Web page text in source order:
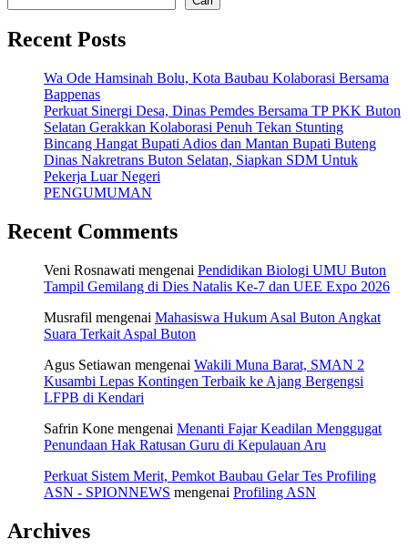
Recent Posts
Wa Ode Hamsinah Bolu, Kota Baubau Kolaborasi Bersama
Bappenas
Perkuat Sinergi Desa, Dinas Pemdes Bersama TP PKK Buton
Selatan Gerakkan Kolaborasi Penuh Tekan Stunting
Bincang Hangat Bupati Adios dan Mantan Bupati Buteng
Dinas Nakretrans Buton Selatan, Siapkan SDM Untuk
Pekerja Luar Negeri
PENGUMUMAN
Recent Comments
Veni Rosnawati mengenai Pendidikan Biologi UMU Buton
Tampil Gemilang di Dies Natalis Ke-7 dan UEE Expo 2026
Musrafil mengenai Mahasiswa Hukum Asal Buton Angkat
Suara Terkait Aspal Buton
Agus Setiawan mengenai Wakili Muna Barat, SMAN 2
Kusambi Lepas Kontingen Terbaik ke Ajang Bergengsi
LFPB di Kendari
Safrin Kone mengenai Menanti Fajar Keadilan Menggugat
Penundaan Hak Ratusan Guru di Kepulauan Aru
Perkuat Sistem Merit, Pemkot Baubau Gelar Tes Profiling
ASN - SPIONNEWS mengenai Profiling ASN
Archives